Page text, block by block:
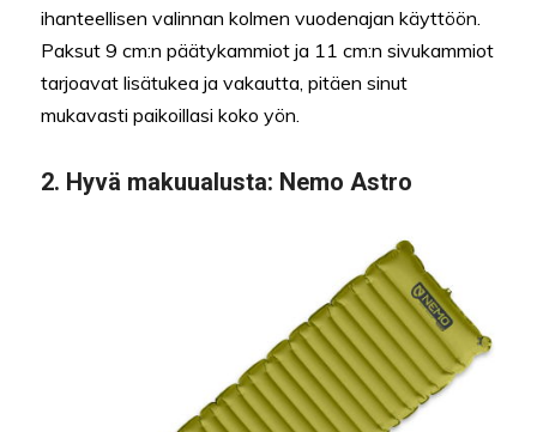
ihanteellisen valinnan kolmen vuodenajan käyttöön.
Paksut 9 cm:n päätykammiot ja 11 cm:n sivukammiot
tarjoavat lisätukea ja vakautta, pitäen sinut
mukavasti paikoillasi koko yön.
2. Hyvä makuualusta: Nemo Astro